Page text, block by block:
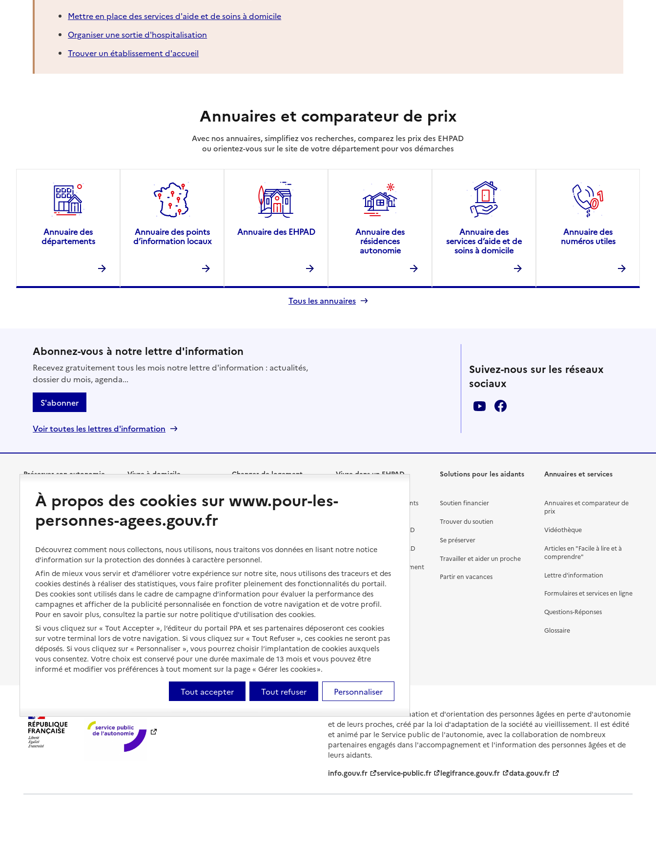
Mettre en place des services d'aide et de soins à domicile
Organiser une sortie d'hospitalisation
Trouver un établissement d'accueil
Annuaires et comparateur de prix
Avec nos annuaires, simplifiez vos recherches, comparez les prix des EHPAD
ou orientez-vous sur le site de votre département pour vos démarches
Annuaire des
départements
Annuaire des points
d’information locaux
Annuaire des EHPAD
Annuaire des
résidences
autonomie
Annuaire des
services d’aide et de
soins à domicile
Annuaire des
numéros utiles
Tous les annuaires
Abonnez-vous à notre lettre d'information
Recevez gratuitement tous les mois notre lettre d'information : actualités,
dossier du mois, agenda...
S'abonner
Voir toutes les lettres d'information
Suivez-nous sur les réseaux
sociaux
Préserver son autonomie
Perte d'autonomie : évaluation
Aménager son logement et
Préserver son autonomie et sa
santé
Organiser à l'avance sa propre
protection
Les mesures de protection
Les obligations de la famille
À qui s’adresser ?
Les politiques du grand âge
Vivre à domicile
Bénéficier d'aide à domicile
Bénéficier de soins à domicile
Solutions d'accueil temporaire
Partager son logement
Vivre à domicile avec une
maladie ou un handicap
Être hospitalisé
Fin de vie à domicile
Changer de logement
Les questions à se poser
Vivre chez un proche
Autres solutions de logement
Vivre dans un EHPAD
Les différents établissements
Préparer l'entrée en EHPAD
Aides financières en EHPAD
Prévention, accompagnement
et soins
Comprendre les prix en
EHPAD
Fin de vie en EHPAD
Solutions pour les aidants
Soutien financier
Trouver du soutien
Se préserver
Travailler et aider un proche
Partir en vacances
Annuaires et services
Annuaires et comparateur de
prix
Vidéothèque
Articles en "Facile à lire et à
comprendre"
Lettre d'information
Formulaires et services en ligne
Questions-Réponses
Glossaire
Portail national d'information et d'orientation des personnes âgées en perte d'autonomie
et de leurs proches, créé par la loi d'adaptation de la société au vieillissement. Il est édité
et animé par le Service public de l'autonomie, avec la collaboration de nombreux
partenaires engagés dans l'accompagnement et l'information des personnes âgées et de
leurs aidants.
info.gouv.fr
service-public.fr legifrance.gouv.fr data.gouv.fr
À propos des cookies sur www.pour-les-
personnes-agees.gouv.fr
Découvrez comment nous collectons, nous utilisons, nous traitons vos données en lisant notre notice
d’information sur la protection des données à caractère personnel.
Afin de mieux vous servir et d’améliorer votre expérience sur notre site, nous utilisons des traceurs et des
cookies destinés à réaliser des statistiques, vous faire profiter pleinement des fonctionnalités du portail.
Des cookies sont utilisés dans le cadre de campagne d’information pour évaluer la performance des
campagnes et afficher de la publicité personnalisée en fonction de votre navigation et de votre profil.
Pour en savoir plus, consultez la partie sur notre politique d'utilisation des cookies.
Si vous cliquez sur « Tout Accepter », l’éditeur du portail PPA et ses partenaires déposeront ces cookies
sur votre terminal lors de votre navigation. Si vous cliquez sur « Tout Refuser », ces cookies ne seront pas
déposés. Si vous cliquez sur « Personnaliser », vous pourrez choisir l’implantation de cookies auxquels
vous consentez. Votre choix est conservé pour une durée maximale de 13 mois et vous pouvez être
informé et modifier vos préférences à tout moment sur la page « Gérer les cookies ».
Tout accepter Tout refuser Personnaliser